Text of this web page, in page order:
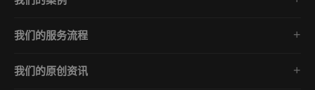
数据库修复
企业安全防护
Phobos家族
Mallox家族
我们的服务流程
免费咨询/数据诊断分析
我们的原创资讯